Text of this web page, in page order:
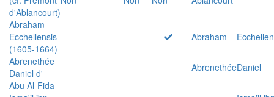
d'Ablancourt)
Abraham
Ecchellensis
(1605-1664)
Abraham
Abrenethée
Daniel d'
AbrenethéeDaniel
Abu Al-Fida